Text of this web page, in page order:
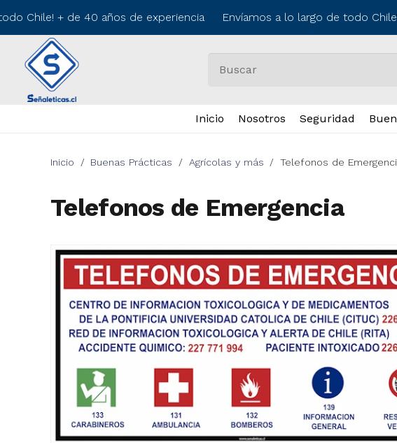
Chile! + de 40 años de experiencia Envíamos a lo largo de todo
Inicio Nosotros Seguridad
Inicio / Buenas Prácticas / Agrícolas y más / Telefonos de
Telefonos de Emergencia